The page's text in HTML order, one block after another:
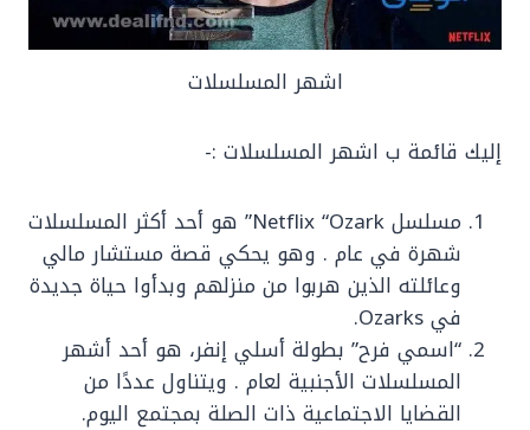
اشهر المسلسلات
إليك قائمة ب اشهر المسلسلات :-
مسلسل Netflix “Ozark” هو أحد أكثر المسلسلات
شهرة في عام . وهو يحكي قصة مستشار مالي
وعائلته الذين هربوا من منزلهم وبدأوا حياة جديدة
في Ozarks.
“اسمي فرح” بطولة أسلي إنفر، هو أحد أشهر
المسلسلات الأجنبية لعام . ويتناول عددًا من
القضايا الاجتماعية ذات الصلة بمجتمع اليوم.